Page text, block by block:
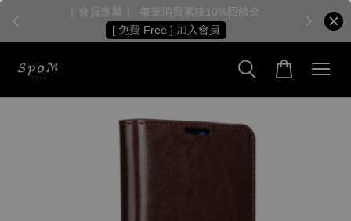
［ 會員專屬 ］ 每筆消費累積10%回饋金
[ 免費 Free ] 加入會員